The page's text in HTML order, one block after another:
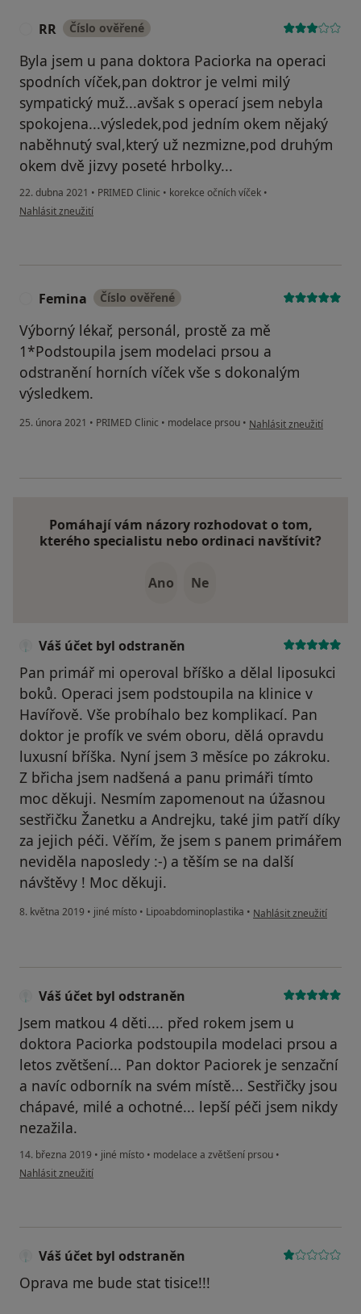
RR Číslo ověřené
Byla jsem u pana doktora Paciorka na operaci
spodních víček,pan doktror je velmi milý
sympatický muž...avšak s operací jsem nebyla
spokojena...výsledek,pod jedním okem nějaký
naběhnutý sval,který už nezmizne,pod druhým
okem dvě jizvy poseté hrbolky...
22. dubna 2021 • PRIMED Clinic • korekce očních víček •
podle názoru uživatele RR
Nahlásit zneužití
Femina Číslo ověřené
Výborný lékař, personál, prostě za mě
1*Podstoupila jsem modelaci prsou a
odstranění horních víček vše s dokonalým
výsledkem.
25. února 2021 • PRIMED Clinic • modelace prsou • podle názoru uživatele
Nahlásit zneužití
Pomáhají vám názory rozhodovat o tom,
kterého specialistu nebo ordinaci navštívit?
Ano Ne
Váš účet byl odstraněn
Pan primář mi operoval bříško a dělal liposukci
boků. Operaci jsem podstoupila na klinice v
Havířově. Vše probíhalo bez komplikací. Pan
doktor je profík ve svém oboru, dělá opravdu
luxusní bříška. Nyní jsem 3 měsíce po zákroku.
Z břicha jsem nadšená a panu primáři tímto
moc děkuji. Nesmím zapomenout na úžasnou
sestřičku Žanetku a Andrejku, také jim patří díky
za jejich péči. Věřím, že jsem s panem primářem
neviděla naposledy :-) a těším se na další
návštěvy ! Moc děkuji.
8. května 2019 • jiné místo • Lipoabdominoplastika • podle názoru uživatele
Nahlásit zneužití
Váš účet byl odstraněn
Jsem matkou 4 děti.... před rokem jsem u
doktora Paciorka podstoupila modelaci prsou a
letos zvětšení... Pan doktor Paciorek je senzační
a navíc odborník na svém místě... Sestřičky jsou
chápavé, milé a ochotné... lepší péči jsem nikdy
nezažila.
14. března 2019 • jiné místo • modelace a zvětšení prsou •
podle názoru uživatele Váš účet byl odstraněn
Nahlásit zneužití
Váš účet byl odstraněn
Oprava me bude stat tisice!!!